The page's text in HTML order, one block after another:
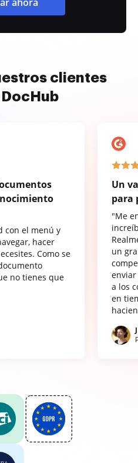
clientes
con el menú y
hacer
Como se
no tienes que
Un
para
"Me
un
a los
en